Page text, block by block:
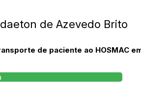
de Azevedo Brito
de paciente ao HOSMAC